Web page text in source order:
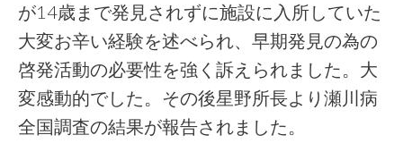
が14歳まで発見されずに施設に入所していた
大変お辛い経験を述べられ、早期発見の為の
啓発活動の必要性を強く訴えられました。大
変感動的でした。その後星野所長より瀬川病
全国調査の結果が報告されました。